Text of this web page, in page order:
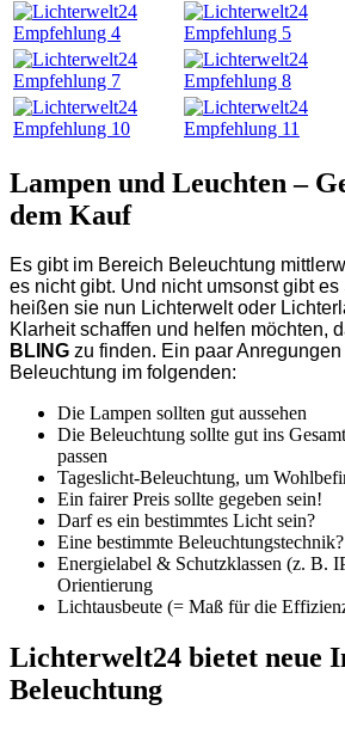
Lampen und Leuchten –
dem Kauf
Es gibt im Bereich Beleuchtung
es nicht gibt. Und nicht umsonst gibt
heißen sie nun Lichterwelt oder
Klarheit schaffen und helfen möchten,
BLING zu finden. Ein paar
Beleuchtung im folgenden:
Die Lampen sollten gut aussehen
Die Beleuchtung sollte gut ins
passen
Tageslicht-Beleuchtung, um
Ein fairer Preis sollte gegeben sein!
Darf es ein bestimmtes Licht sein?
Eine bestimmte Beleuchtungstechnik?
Energielabel & Schutzklassen (z. B.
Orientierung
Lichtausbeute (= Maß für die
Lichterwelt24 bietet neue
Beleuchtung